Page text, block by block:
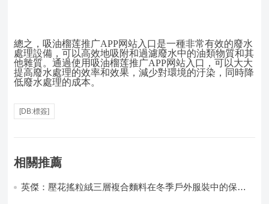
總之，吸油榴莲推广APP网站入口是一種非常有效的廢水
處理設備，可以高效地吸附和過濾廢水中的油類物質和其
他雜質。通過使用吸油榴莲推广APP网站入口，可以大大
提高廢水處理的效率和效果，減少對環境的汙染，同時降
低廢水處理的成本。
[DB:標簽]
相關推薦
英傑：壓花搖粒絨三層複合麵料在冬季戶外服裝中的保暖